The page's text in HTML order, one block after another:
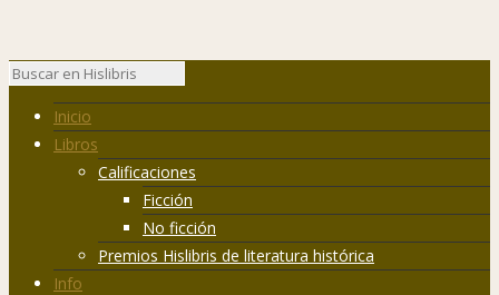
Inicio
Libros
Calificaciones
Ficción
No ficción
Premios Hislibris de literatura histórica
Info